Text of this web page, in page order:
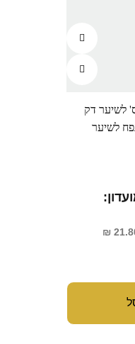
לשיער דק
לשיער
₪